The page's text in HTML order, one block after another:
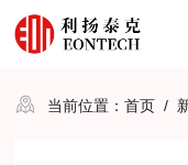
当前位置：首页 /